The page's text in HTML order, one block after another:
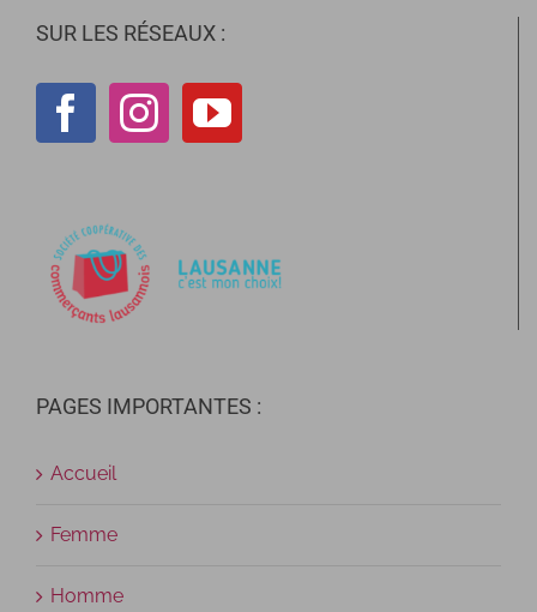
SUR LES RÉSEAUX :
PAGES IMPORTANTES :
Accueil
Femme
Homme